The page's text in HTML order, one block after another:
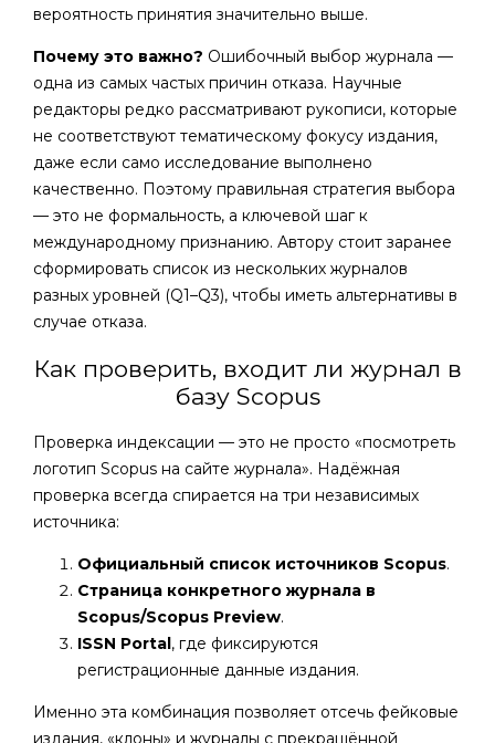
вероятность принятия значительно выше.
Почему это важно? Ошибочный выбор журнала —
одна из самых частых причин отказа. Научные
редакторы редко рассматривают рукописи, которые
не соответствуют тематическому фокусу издания,
даже если само исследование выполнено
качественно. Поэтому правильная стратегия выбора
— это не формальность, а ключевой шаг к
международному признанию. Автору стоит заранее
сформировать список из нескольких журналов
разных уровней (Q1–Q3), чтобы иметь альтернативы в
случае отказа.
Как проверить, входит ли журнал в
базу Scopus
Проверка индексации — это не просто «посмотреть
логотип Scopus на сайте журнала». Надёжная
проверка всегда спирается на три независимых
источника:
Официальный список источников Scopus.
Страница конкретного журнала в
Scopus/Scopus Preview.
ISSN Portal, где фиксируются
регистрационные данные издания.
Именно эта комбинация позволяет отсечь фейковые
издания, «клоны» и журналы с прекращённой